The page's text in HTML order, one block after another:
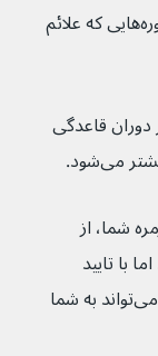
باشد که علائم شما بهبود یابد، به دنبال آن دوره‌هایی که علائم
قاعدگی
شما، از
با تایید
تشخیص، درمان‌های مختلفی وجود دارد که می‌تواند به شما